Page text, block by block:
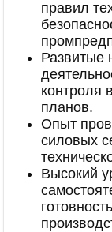
правил
Развитые
контроля
планов.
Опыт
силовых
Высокий